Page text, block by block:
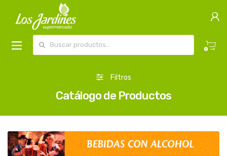
0
Filtros
Catálogo de Productos